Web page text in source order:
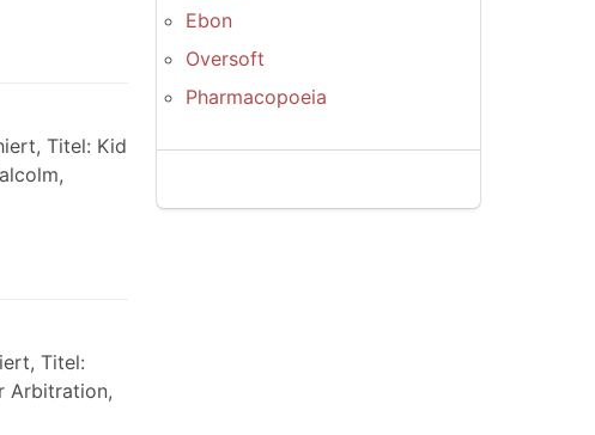
Titel: Kid
Titel:
Arbitration,
Ebon
Oversoft
Pharmacopoeia